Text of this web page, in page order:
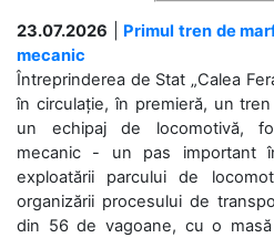
23.07.2026
Primul tren de
mecanic
Întreprinderea de Stat „Calea
în circulație, în premieră, un
un echipaj de locomotivă,
mecanic - un pas important
exploatării parcului de
organizării procesului de
din 56 de vagoane, cu o